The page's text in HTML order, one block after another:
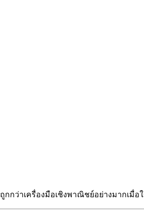
ถูกกว่าเครื่องมือเชิงพาณิชย์อย่างมากเมื่